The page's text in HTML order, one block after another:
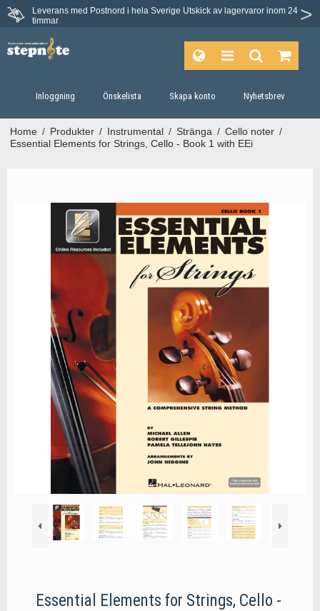
Leverans med Postnord i hela Sverige Utskick av lagervaror inom 24
timmar
Du har 30 dagars ångerrätt.
Inloggning Önskelista Skapa konto Nyhetsbrev
Home / Produkter / Instrumental / Stränga / Cello noter /
Essential Elements for Strings, Cello - Book 1 with EEi
Essential Elements for Strings, Cello -